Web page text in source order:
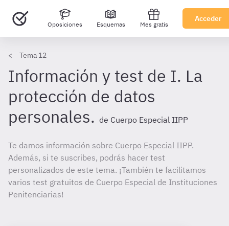
Oposiciones Esquemas Mes gratis
Acceder
Tema 12
Información y test de I. La
protección de datos
personales. de Cuerpo Especial IIPP
Te damos información sobre Cuerpo Especial IIPP.
Además, si te suscribes, podrás hacer test
personalizados de este tema. ¡También te facilitamos
varios test gratuitos de Cuerpo Especial de Instituciones
Penitenciarias!